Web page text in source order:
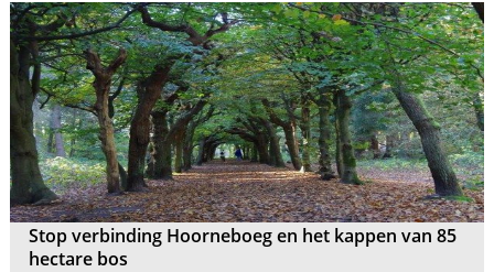
Stop verbinding Hoorneboeg en het kappen van 85
hectare bos